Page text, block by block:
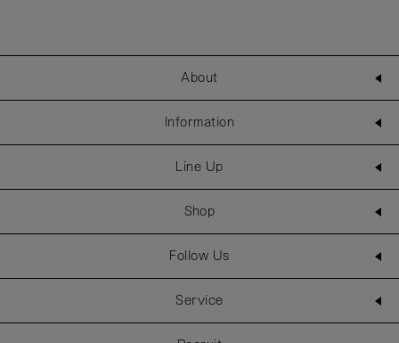
About
Information
Line Up
Shop
Follow Us
Service